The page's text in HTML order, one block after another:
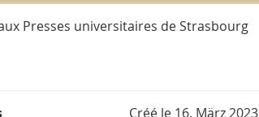
Presses universitaires de Strasbourg
Créé le 16. März 2023